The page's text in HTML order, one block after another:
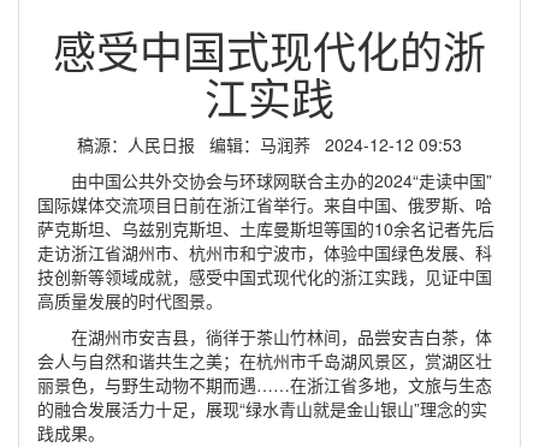
感受中国式现代化的浙
江实践
稿源：人民日报 编辑：马润荞 2024-12-12 09:53
由中国公共外交协会与环球网联合主办的2024“走读中国”
国际媒体交流项目日前在浙江省举行。来自中国、俄罗斯、哈
萨克斯坦、乌兹别克斯坦、土库曼斯坦等国的10余名记者先后
走访浙江省湖州市、杭州市和宁波市，体验中国绿色发展、科
技创新等领域成就，感受中国式现代化的浙江实践，见证中国
高质量发展的时代图景。
在湖州市安吉县，徜徉于茶山竹林间，品尝安吉白茶，体
会人与自然和谐共生之美；在杭州市千岛湖风景区，赏湖区壮
丽景色，与野生动物不期而遇……在浙江省多地，文旅与生态
的融合发展活力十足，展现“绿水青山就是金山银山”理念的实
践成果。